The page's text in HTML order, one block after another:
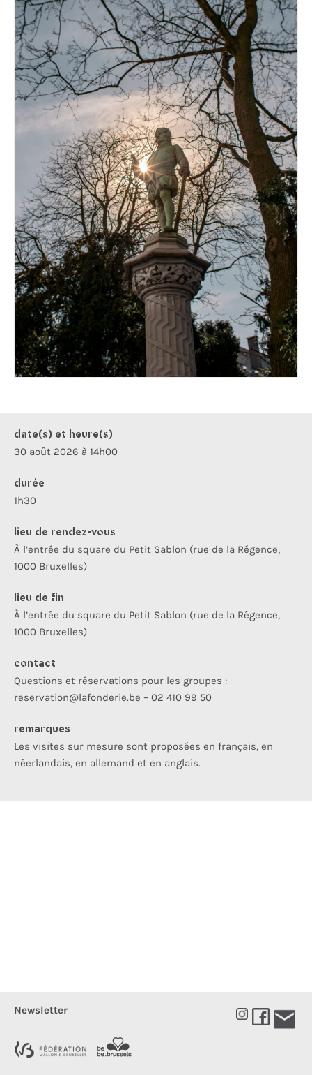
date(s) et heure(s)
30 août 2026 à 14h00
durée
1h30
lieu de rendez-vous
À l’entrée du square du Petit Sablon (rue de la Régence,
1000 Bruxelles)
lieu de fin
À l’entrée du square du Petit Sablon (rue de la Régence,
1000 Bruxelles)
contact
Questions et réservations pour les groupes :
reservation@lafonderie.be – 02 410 99 50
remarques
Les visites sur mesure sont proposées en français, en
néerlandais, en allemand et en anglais.
Newsletter